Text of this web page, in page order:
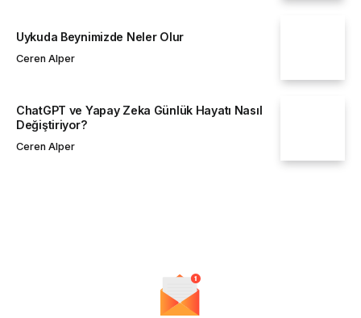
Uykuda Beynimizde Neler Olur
Ceren Alper
ChatGPT ve Yapay Zeka Günlük Hayatı Nasıl
Değiştiriyor?
Ceren Alper